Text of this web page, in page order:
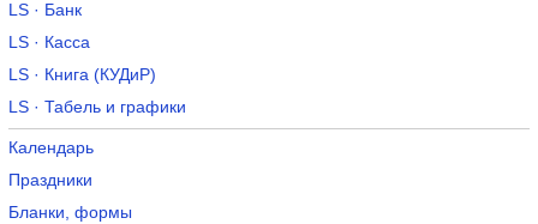
LS · Банк
LS · Касса
LS · Книга (КУДиР)
LS · Табель и графики
Календарь
Праздники
Бланки, формы